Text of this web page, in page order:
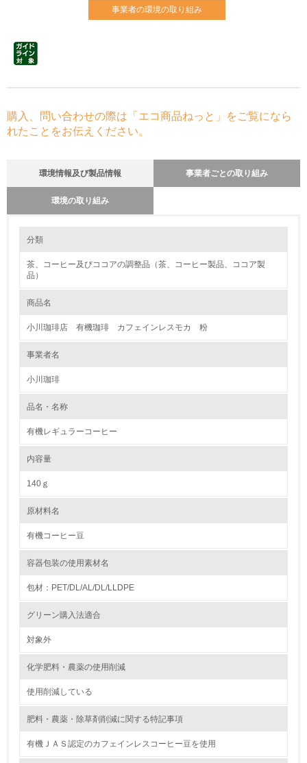
事業者の環境の取り組み
購入、問い合わせの際は「エコ商品ねっと」をご覧になら
れたことをお伝えください。
環境情報及び製品情報 事業者ごとの取り組み
環境の取り組み
※方針を持っている場合は「はい」、方針を持っていない場合
いいえ
取引事業者からの情報把握に努め、情報の開示を要請している
※要請している場合は「はい」、要請していない場合は「いい
いいえ
特になし
特になし
1.環境取り組み体制
1.
環境方針を持っている
環境対応の責任体制を定めている
環境問題に関する従業員教育を行っている
自社に関係する主要な環境法規制を把握し、順守している
かしている
従業員が環境方針に基づいて自分の業務の中で行うべき環
分類
茶、コーヒー及びココアの調整品（茶、コーヒー製品、ココア製
品）
商品名
小川珈琲店 有機珈琲 カフェインレスモカ 粉
事業者名
小川珈琲
品名・名称
有機レギュラーコーヒー
内容量
140ｇ
原材料名
有機コーヒー豆
容器包装の使用素材名
包材：PET/DL/AL/DL/LLDPE
グリーン購入法適合
対象外
化学肥料・農薬の使用削減
使用削減している
肥料・農薬・除草剤削減に関する特記事項
有機ＪＡＳ認定のカフェインレスコーヒー豆を使用